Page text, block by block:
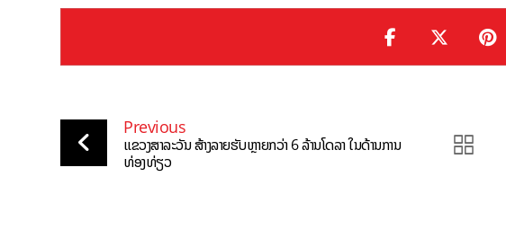
Previous
ແຂວງສາລະວັນ ສ້າງລາຍຮັບຫຼາຍກວ່າ 6 ລ້ານໂດລາ ໃນດ້ານການ
ທ່ອງທ່ຽວ